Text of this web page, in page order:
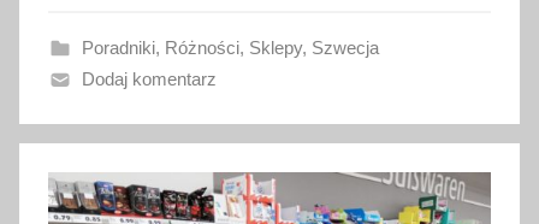
n
o
4
l
u
Poradniki, Różności, Sklepy, Szwecja
Dodaj komentarz